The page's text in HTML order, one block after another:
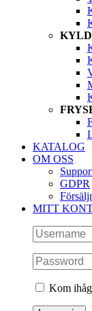
KATALOG
OM OSS
GDPR
MITT
Kom